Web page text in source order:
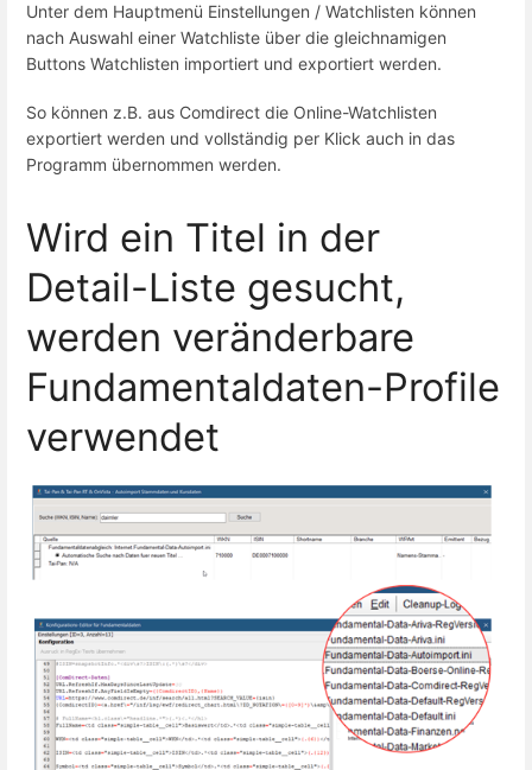
Unter dem Hauptmenü Einstellungen / Watchlisten können
nach Auswahl einer Watchliste über die gleichnamigen
Buttons Watchlisten importiert und exportiert werden.
So können z.B. aus Comdirect die Online-Watchlisten
exportiert werden und vollständig per Klick auch in das
Programm übernommen werden.
Wird ein Titel in der
Detail-Liste gesucht,
werden veränderbare
Fundamentaldaten-Profile
verwendet